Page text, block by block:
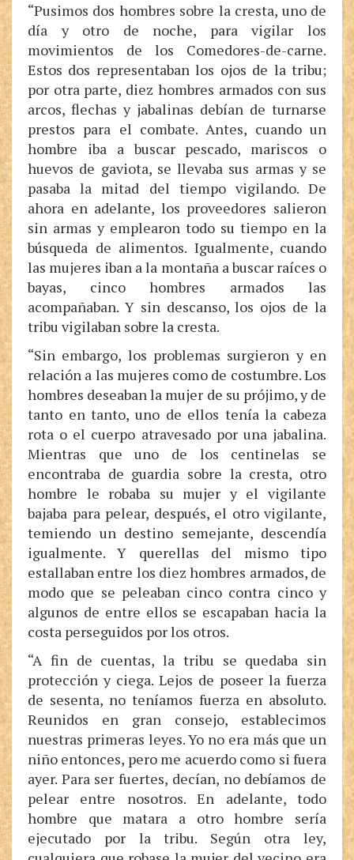
“Pusimos dos hombres sobre la cresta, uno de
día y otro de noche, para vigilar los
movimientos de los Comedores-de-carne.
Estos dos representaban los ojos de la tribu;
por otra parte, diez hombres armados con sus
arcos, flechas y jabalinas debían de turnarse
prestos para el combate. Antes, cuando un
hombre iba a buscar pescado, mariscos o
huevos de gaviota, se llevaba sus armas y se
pasaba la mitad del tiempo vigilando. De
ahora en adelante, los proveedores salieron
sin armas y emplearon todo su tiempo en la
búsqueda de alimentos. Igualmente, cuando
las mujeres iban a la montaña a buscar raíces o
bayas, cinco hombres armados las
acompañaban. Y sin descanso, los ojos de la
tribu vigilaban sobre la cresta.
“Sin embargo, los problemas surgieron y en
relación a las mujeres como de costumbre. Los
hombres deseaban la mujer de su prójimo, y de
tanto en tanto, uno de ellos tenía la cabeza
rota o el cuerpo atravesado por una jabalina.
Mientras que uno de los centinelas se
encontraba de guardia sobre la cresta, otro
hombre le robaba su mujer y el vigilante
bajaba para pelear, después, el otro vigilante,
temiendo un destino semejante, descendía
igualmente. Y querellas del mismo tipo
estallaban entre los diez hombres armados, de
modo que se peleaban cinco contra cinco y
algunos de entre ellos se escapaban hacia la
costa perseguidos por los otros.
“A fin de cuentas, la tribu se quedaba sin
protección y ciega. Lejos de poseer la fuerza
de sesenta, no teníamos fuerza en absoluto.
Reunidos en gran consejo, establecimos
nuestras primeras leyes. Yo no era más que un
niño entonces, pero me acuerdo como si fuera
ayer. Para ser fuertes, decían, no debíamos de
pelear entre nosotros. En adelante, todo
hombre que matara a otro hombre sería
ejecutado por la tribu. Según otra ley,